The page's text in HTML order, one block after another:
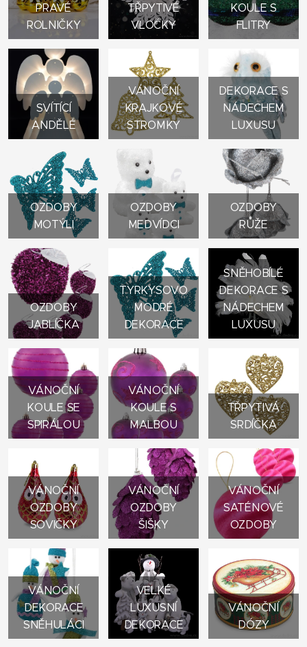
PRAVÉ
ROLNIČKY
TŘPYTIVÉ
VLOČKY
KOULE S
FLITRY
SVÍTÍCÍ
ANDĚLÉ
VÁNOČNÍ
KRAJKOVÉ
STROMKY
DEKORACE S
NÁDECHEM
LUXUSU
OZDOBY
MOTÝLI
OZDOBY
MEDVÍDCI
OZDOBY
RŮŽE
OZDOBY
JABLÍČKA
TYRKYSOVO
MODRÉ
DEKORACE
SNĚHOBÍLÉ
DEKORACE S
NÁDECHEM
LUXUSU
VÁNOČNÍ
KOULE SE
SPIRÁLOU
VÁNOČNÍ
KOULE S
MALBOU
TŘPYTIVÁ
SRDÍČKA
VÁNOČNÍ
OZDOBY
SOVIČKY
VÁNOČNÍ
OZDOBY
ŠIŠKY
VÁNOČNÍ
SATÉNOVÉ
OZDOBY
VÁNOČNÍ
DEKORACE
SNĚHULÁCI
VELKÉ
LUXUSNÍ
DEKORACE
VÁNOČNÍ
DÓZY